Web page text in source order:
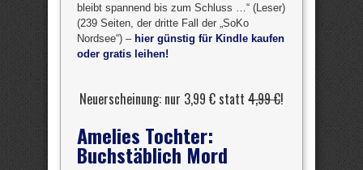
bleibt spannend bis zum Schluss …“ (Leser)
(239 Seiten, der dritte Fall der „SoKo
Nordsee“) – hier günstig für Kindle kaufen
oder gratis leihen!
Neuerscheinung: nur 3,99 € statt 4,99 €!
Amelies Tochter:
Buchstäblich Mord